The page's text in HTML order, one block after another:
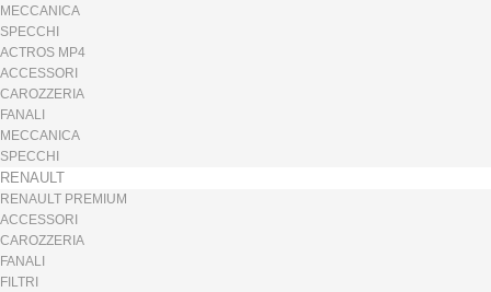
MECCANICA
SPECCHI
ACTROS MP4
ACCESSORI
CAROZZERIA
FANALI
MECCANICA
SPECCHI
RENAULT
RENAULT PREMIUM
ACCESSORI
CAROZZERIA
FANALI
FILTRI